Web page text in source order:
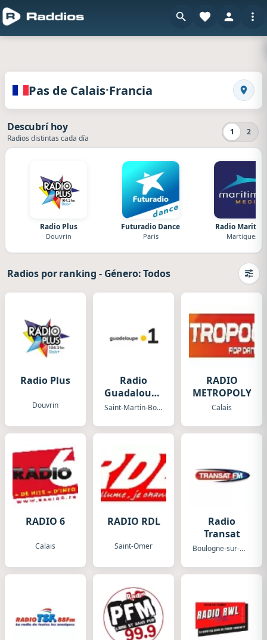
Radios de Pas de Calais · Franciaen Raddios
Pas de Calais·Francia
1 2
Descubrí hoy
Radios distintas cada día
Radio Plus
Douvrin
Futuradio Dance
Paris
Radio
Martigues
Radios por ranking - Género: Todos
Radio Plus
Douvrin
Radio
Guadaloupe
1ere
Saint-Martin-Boulogne
RADIO
METROPOLYS
Calais
RADIO 6
Calais
RADIO RDL
Saint-Omer
Radio
Transat
Boulogne-sur-Mer